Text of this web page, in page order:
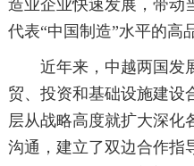
造业企业快速发展，带动
代表“中国制造”水平的高
近年来，中越两国发
贸、投资和基础设施建设
层从战略高度就扩大深化
沟通，建立了双边合作指